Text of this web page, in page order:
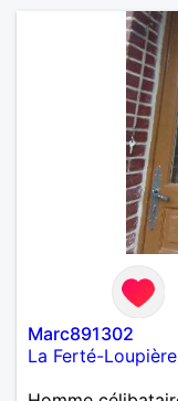
une belle amitié
écrire une
échanges
simplicité, nous
d'un café suivi
laisser le temps
Marc891302
La Ferté-Loupière